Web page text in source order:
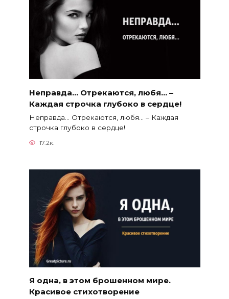
Неправда… Отрекаются, любя… –
Каждая строчка глубоко в сердце!
Неправда… Отрекаются, любя… – Каждая
строчка глубоко в сердце!
17.2к.
Я одна, в этом брошенном мире.
Красивое стихотворение